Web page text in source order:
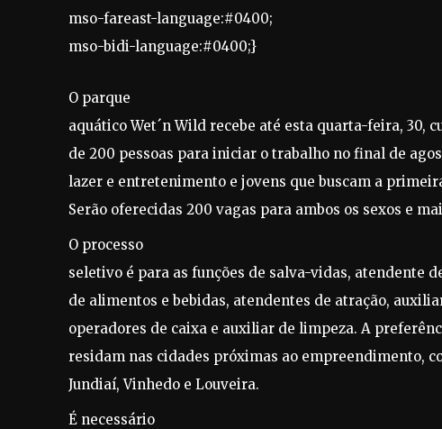
mso-fareast-language:#0400;
mso-bidi-language:#0400;}
O parque
aquático Wet´n Wild recebe até esta quarta-feira, 30,
de 200 pessoas para iniciar o trabalho no final de
lazer e entretenimento e jovens que buscam a
Serão oferecidas 200 vagas para ambos os sexos e
O processo
seletivo é para as funções de salva-vidas, atendente
de alimentos e bebidas, atendentes de atração,
operadores de caixa e auxiliar de limpeza. A
residam nas cidades próximas ao empreendimento,
Jundiaí, Vinhedo e Louveira.
É necessário